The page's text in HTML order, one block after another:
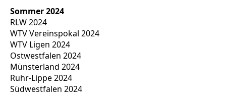
Sommer 2024
RLW 2024
WTV Vereinspokal 2024
WTV Ligen 2024
Ostwestfalen 2024
Münsterland 2024
Ruhr-Lippe 2024
Südwestfalen 2024